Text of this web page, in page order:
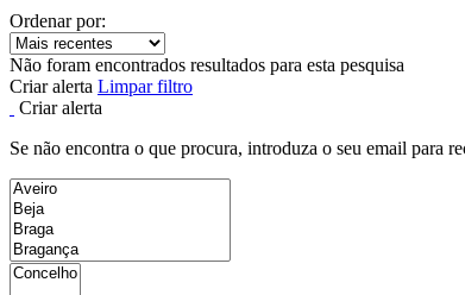
Ordenar por:
Não foram encontrados resultados para esta pesquisa
Criar alerta Limpar filtro
Criar alerta
Se não encontra o que procura, introduza o seu email para